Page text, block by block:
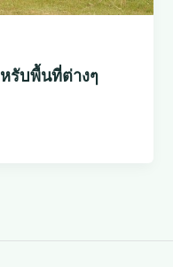
รับพื้นที่ต่างๆ